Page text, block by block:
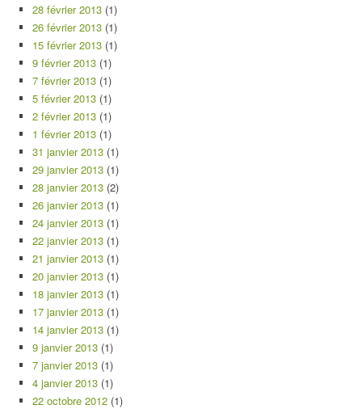
28 février 2013 (1)
26 février 2013 (1)
15 février 2013 (1)
9 février 2013 (1)
7 février 2013 (1)
5 février 2013 (1)
2 février 2013 (1)
1 février 2013 (1)
31 janvier 2013 (1)
29 janvier 2013 (1)
28 janvier 2013 (2)
26 janvier 2013 (1)
24 janvier 2013 (1)
22 janvier 2013 (1)
21 janvier 2013 (1)
20 janvier 2013 (1)
18 janvier 2013 (1)
17 janvier 2013 (1)
14 janvier 2013 (1)
9 janvier 2013 (1)
7 janvier 2013 (1)
4 janvier 2013 (1)
22 octobre 2012 (1)